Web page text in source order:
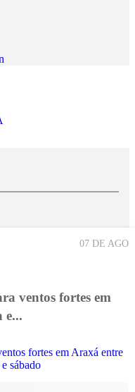
07 DE AGO
ventos fortes em
e...